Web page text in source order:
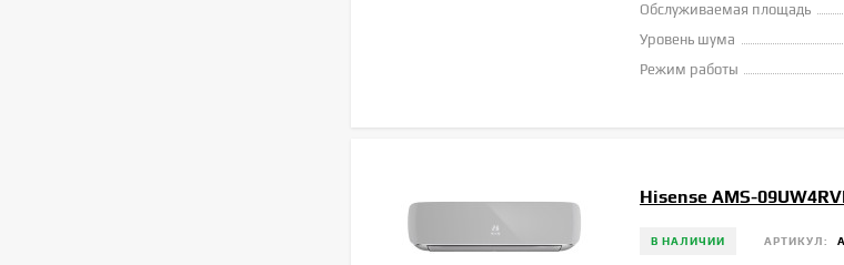
Обслуживаемая площадь
Уровень шума
Режим работы
Hisense AMS-
В НАЛИЧИИ АРТИКУЛ: